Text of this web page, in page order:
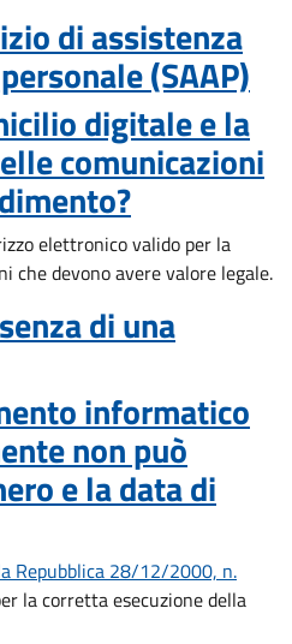
di assistenza
(SAAP)
digitale e la
comunicazioni
elettronico valido per la
che devono avere valore legale.
di una
informatico
non può
e la data di
Repubblica 28/12/2000, n.
la corretta esecuzione della